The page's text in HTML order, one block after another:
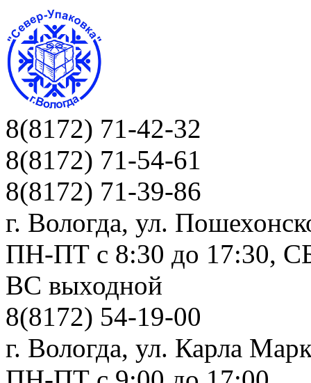
8(8172) 71-42-32
8(8172) 71-54-61
8(8172) 71-39-86
г. Вологда, ул.
ПН-ПТ c 8:30 до 17:30,
ВС выходной
8(8172) 54-19-00
г. Вологда, ул. Карла